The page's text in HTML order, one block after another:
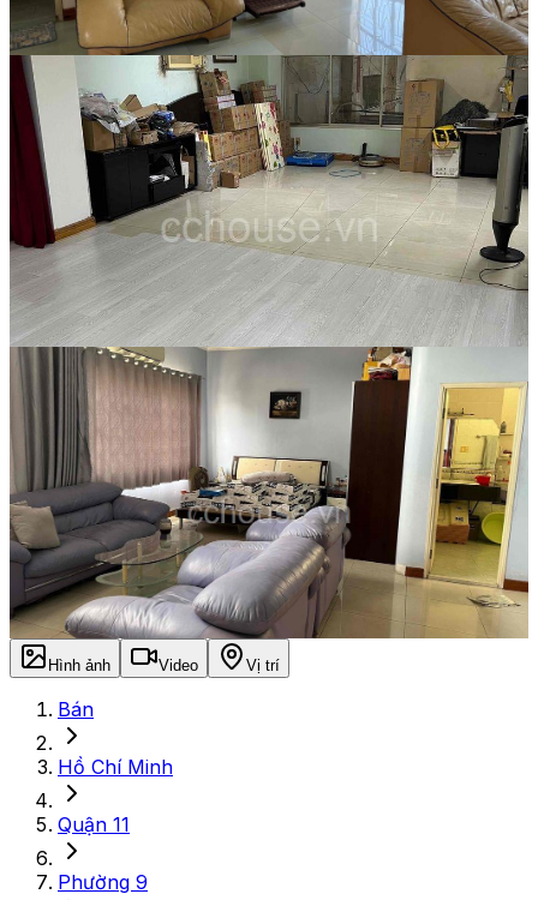
Hình ảnh Video Vị trí
Bán
Hồ Chí Minh
Quận 11
Phường 9